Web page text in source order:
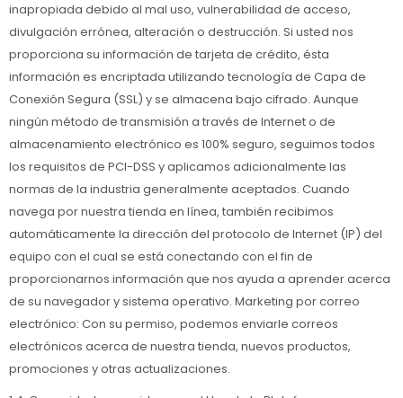
inapropiada debido al mal uso, vulnerabilidad de acceso,
divulgación errónea, alteración o destrucción. Si usted nos
proporciona su información de tarjeta de crédito, ésta
información es encriptada utilizando tecnología de Capa de
Conexión Segura (SSL) y se almacena bajo cifrado. Aunque
ningún método de transmisión a través de Internet o de
almacenamiento electrónico es 100% seguro, seguimos todos
los requisitos de PCI-DSS y aplicamos adicionalmente las
normas de la industria generalmente aceptados. Cuando
navega por nuestra tienda en línea, también recibimos
automáticamente la dirección del protocolo de Internet (IP) del
equipo con el cual se está conectando con el fin de
proporcionarnos información que nos ayuda a aprender acerca
de su navegador y sistema operativo. Marketing por correo
electrónico: Con su permiso, podemos enviarle correos
electrónicos acerca de nuestra tienda, nuevos productos,
promociones y otras actualizaciones.